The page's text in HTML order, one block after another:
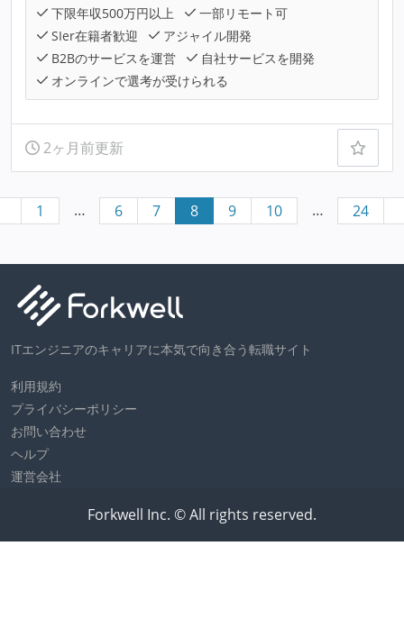
下限年収500万円以上
一部リモート可
SIer在籍者歓迎
アジャイル開発
B2Bのサービスを運営
自社サービスを開発
オンラインで選考が受けられる
2ヶ月前更新
1 … 6 7 8 9 10 … 24
ITエンジニアのキャリアに本気で向き合う転職サイト
利用規約
プライバシーポリシー
お問い合わせ
ヘルプ
運営会社
Forkwell Inc. © All rights reserved.